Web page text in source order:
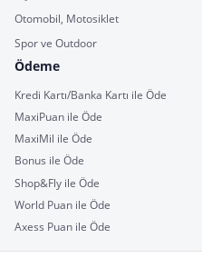
Otomobil, Motosiklet
Spor ve Outdoor
Ödeme
Kredi Kartı/Banka Kartı ile Öde
MaxiPuan ile Öde
MaxiMil ile Öde
Bonus ile Öde
Shop&Fly ile Öde
World Puan ile Öde
Axess Puan ile Öde